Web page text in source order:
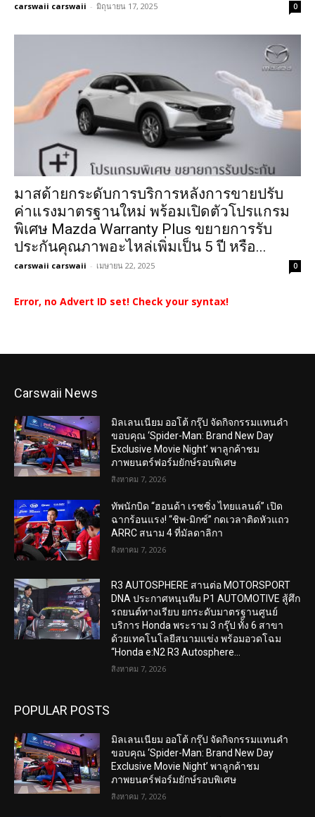
carswaii carswaii - มิถุนายน 17, 2025 0
มาสด้ายกระดับการบริการหลังการขายปรับ
ค่าแรงมาตรฐานใหม่ พร้อมเปิดตัวโปรแกรม
พิเศษ Mazda Warranty Plus ขยายการรับ
ประกันคุณภาพอะไหล่เพิ่มเป็น 5 ปี หรือ...
carswaii carswaii - เมษายน 22, 2025 0
Error, no Advert ID set! Check your syntax!
Carswaii News
มิลเลนเนียม ออโต้ กรุ๊ป จัดกิจกรรมแทนคำ
ขอบคุณ ‘Spider-Man: Brand New Day
Exclusive Movie Night’ พาลูกค้าชม
ภาพยนตร์ฟอร์มยักษ์รอบพิเศษ
สิงหาคม 7, 2026
ทัพนักบิด “ฮอนด้า เรซซิ่ง ไทยแลนด์” เปิด
ฉากร้อนแรง! “ชิพ-มิกซ์” กดเวลาติดหัวแถว
ARRC สนาม 4 ที่มัลดาลิกา
สิงหาคม 7, 2026
R3 AUTOSPHERE สานต่อ MOTORSPORT
DNA ประกาศหนุนทีม P1 AUTOMOTIVE สู้ศึก
รถยนต์ทางเรียบ ยกระดับมาตรฐานศูนย์
บริการ Honda พระราม 3 กรุ๊ป ทั้ง 6 สาขา
ด้วยเทคโนโลยีสนามแข่ง พร้อมอวดโฉม
“Honda e:N2 R3 Autosphere...
สิงหาคม 7, 2026
POPULAR POSTS
มิลเลนเนียม ออโต้ กรุ๊ป จัดกิจกรรมแทนคำ
ขอบคุณ ‘Spider-Man: Brand New Day
Exclusive Movie Night’ พาลูกค้าชม
ภาพยนตร์ฟอร์มยักษ์รอบพิเศษ
สิงหาคม 7, 2026